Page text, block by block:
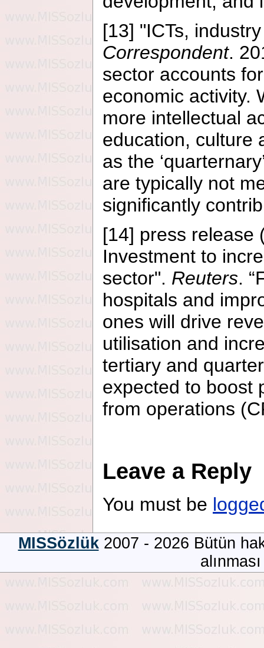
[13] "ICTs,
Correspondent.
sector accounts
economic activity.
more intellectual
education, culture
as the
are typically not
significantly
[14] press release
Investment to
sector". Reuters.
hospitals and
ones will drive
utilisation and
tertiary and
expected to boost
from operations
Leave a Reply
You must be
MISSözlük2007 - 2026 Bütün